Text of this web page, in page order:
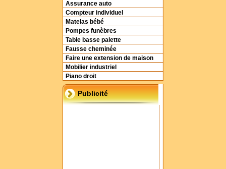
Assurance auto
Compteur individuel
Matelas bébé
Pompes funèbres
Table basse palette
Fausse cheminée
Faire une extension de maison
Mobilier industriel
Piano droit
Publicité